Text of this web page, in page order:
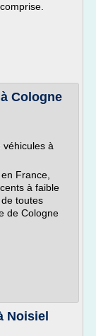
Cologne
véhicules à
France,
à faible
toutes
de Cologne
Noisiel